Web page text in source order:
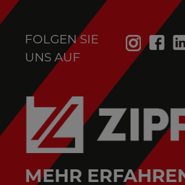
FOLGEN SIE
UNS AUF
MEHR